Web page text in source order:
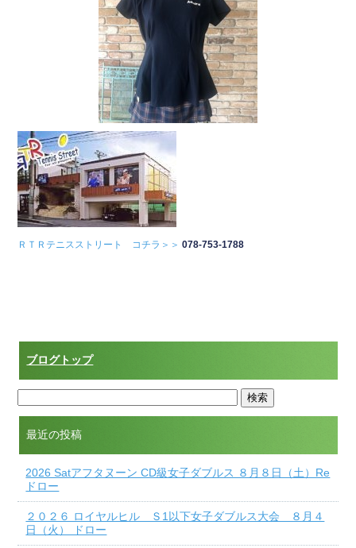
ＲＴＲテニスストリート コチラ＞＞ 078-753-1788
ブログトップ
最近の投稿
2026 Satアフタヌーン CD級女子ダブルス ８月８日（土）Re
ドロー
２０２６ ロイヤルヒル Ｓ1以下女子ダブルス大会 ８月４
日（火） ドロー